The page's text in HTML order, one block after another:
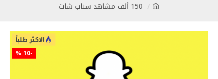
150 ألف مشاهد سناب شات
الاكثر طلباً
-10 %